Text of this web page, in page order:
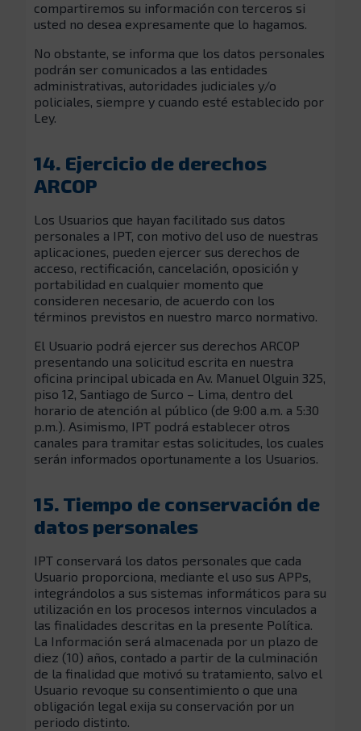
compartiremos su información con terceros si
usted no desea expresamente que lo hagamos.
No obstante, se informa que los datos personales
podrán ser comunicados a las entidades
administrativas, autoridades judiciales y/o
policiales, siempre y cuando esté establecido por
Ley.
14. Ejercicio de derechos
ARCOP
Los Usuarios que hayan facilitado sus datos
personales a IPT, con motivo del uso de nuestras
aplicaciones, pueden ejercer sus derechos de
acceso, rectificación, cancelación, oposición y
portabilidad en cualquier momento que
consideren necesario, de acuerdo con los
términos previstos en nuestro marco normativo.
El Usuario podrá ejercer sus derechos ARCOP
presentando una solicitud escrita en nuestra
oficina principal ubicada en Av. Manuel Olguin 325,
piso 12, Santiago de Surco – Lima, dentro del
horario de atención al público (de 9:00 a.m. a 5:30
p.m.). Asimismo, IPT podrá establecer otros
canales para tramitar estas solicitudes, los cuales
serán informados oportunamente a los Usuarios.
15. Tiempo de conservación de
datos personales
IPT conservará los datos personales que cada
Usuario proporciona, mediante el uso sus APPs,
integrándolos a sus sistemas informáticos para su
utilización en los procesos internos vinculados a
las finalidades descritas en la presente Política.
La Información será almacenada por un plazo de
diez (10) años, contado a partir de la culminación
de la finalidad que motivó su tratamiento, salvo el
Usuario revoque su consentimiento o que una
obligación legal exija su conservación por un
periodo distinto.